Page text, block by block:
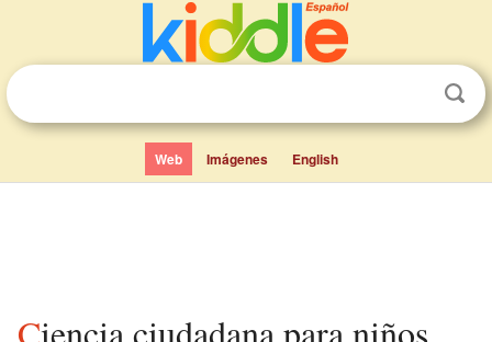
Web Imágenes English